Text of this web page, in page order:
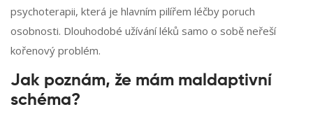
psychoterapii, která je hlavním pilířem léčby poruch
osobnosti. Dlouhodobé užívání léků samo o sobě neřeší
kořenový problém.
Jak poznám, že mám maldaptivní
schéma?